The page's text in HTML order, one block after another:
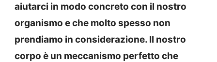
aiutarci in modo concreto con il nostro
organismo e che molto spesso non
prendiamo in considerazione. Il nostro
corpo è un meccanismo perfetto che